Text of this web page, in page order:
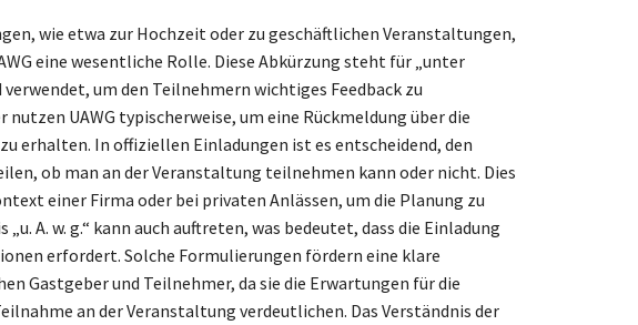
wie etwa zur Hochzeit oder zu geschäftlichen Veranstaltungen,
eine wesentliche Rolle. Diese Abkürzung steht für „unter
verwendet, um den Teilnehmern wichtiges Feedback zu
nutzen UAWG typischerweise, um eine Rückmeldung über die
erhalten. In offiziellen Einladungen ist es entscheidend, den
ob man an der Veranstaltung teilnehmen kann oder nicht. Dies
einer Firma oder bei privaten Anlässen, um die Planung zu
A. w. g.“ kann auch auftreten, was bedeutet, dass die Einladung
erfordert. Solche Formulierungen fördern eine klare
Gastgeber und Teilnehmer, da sie die Erwartungen für die
an der Veranstaltung verdeutlichen. Das Verständnis der